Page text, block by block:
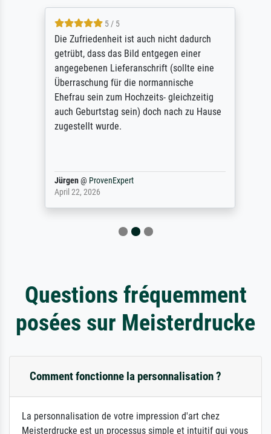
5 / 5
Die Zufriedenheit ist auch nicht dadurch
getrübt, dass das Bild entgegen einer
angegebenen Lieferanschrift (sollte eine
Überraschung für die normannische
Ehefrau sein zum Hochzeits- gleichzeitig
auch Geburtstag sein) doch nach zu Hause
zugestellt wurde.
Jürgen@ProvenExpert
April 22, 2026
Questions fréquemment
posées sur Meisterdrucke
Comment fonctionne la personnalisation ?
La personnalisation de votre impression d'art chez
Meisterdrucke est un processus simple et intuitif qui vous